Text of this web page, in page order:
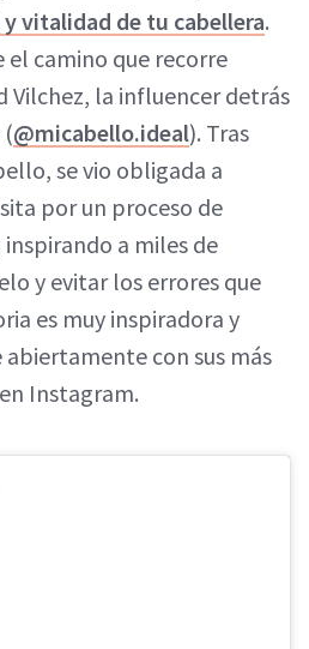
vitalidad de tu cabellera.
el camino que recorre
Vilchez, la influencer detrás
@micabello.ideal). Tras
se vio obligada a
por un proceso de
a miles de
y evitar los errores que
es muy inspiradora y
con sus más
Instagram.